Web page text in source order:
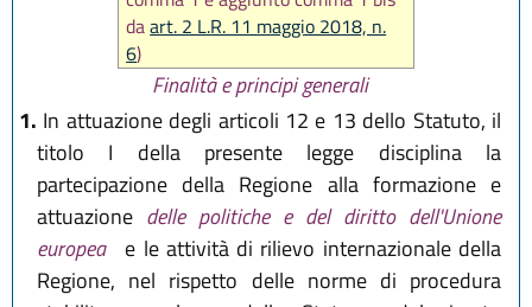
daart. 2 L.R. 11 maggio 2018, n.
6)
Finalità e principi generali
1. In attuazione degli articoli 12 e 13 dello Statuto, il
titolo I della presente legge disciplina la
partecipazione della Regione alla formazione e
attuazione delle politiche e del diritto dell'Unione
europea
e le attività di rilievo internazionale della
Regione, nel rispetto delle norme di procedura